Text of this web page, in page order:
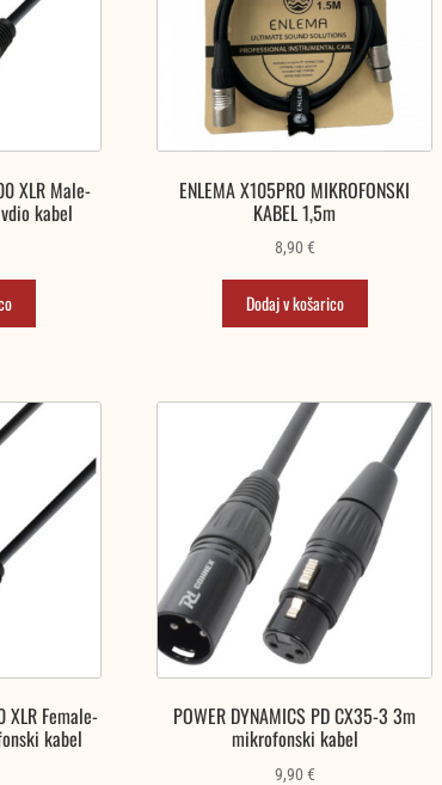
XLR Male-
kabel
ENLEMA X105PRO MIKROFONSKI
KABEL 1,5m
8,90 €
Dodaj v košarico
XLR Female-
kabel
POWER DYNAMICS PD CX35-3 3m
mikrofonski kabel
9,90 €